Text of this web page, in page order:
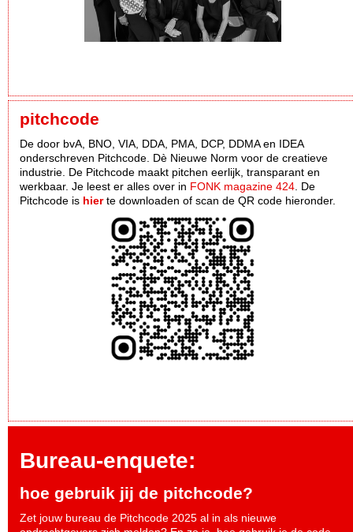
pitchcode
De door bvA, BNO, VIA, DDA, PMA, DCP, DDMA en IDEA
onderschreven Pitchcode. Dè Nieuwe Norm voor de creatieve
industrie. De Pitchcode maakt pitchen eerlijk, transparant en
werkbaar. Je leest er alles over in FONK magazine 424 . De
Pitchcode is hierte downloaden of scan de QR code hieronder.
Bureau-enquete:
hoe gebruik jij de pitchcode?
Zet jouw bureau de Pitchcode 2025 al in als nieuwe